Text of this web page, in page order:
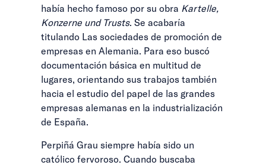
había hecho famoso por su obra Kartelle,
Konzerne und Trusts. Se acabaría
titulando Las sociedades de promoción de
empresas en Alemania. Para eso buscó
documentación básica en multitud de
lugares, orientando sus trabajos también
hacia el estudio del papel de las grandes
empresas alemanas en la industrialización
de España.
Perpiñá Grau siempre había sido un
católico fervoroso. Cuando buscaba